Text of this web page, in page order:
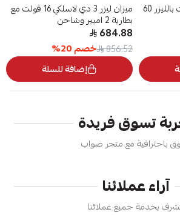
جهاز متر قياس المسافات بالليزر 60 ميزان ليزر 3 دي لاسلكي 16 فولت مع
بطارية 2 امبير وشاحن
684.88
856.52 خصم20
%
إضافة للسلة
تسوق فريدة
باحترافية مع متجر صواب
آراء عملائنا
بخدمة جميع عملائنا